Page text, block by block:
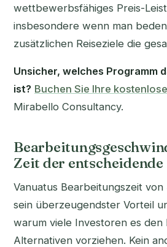
wettbewerbsfähiges Preis-
insbesondere wenn man
zusätzlichen Reiseziele die
Unsicher, welches Programm
ist? Buchen Sie Ihre
Mirabello Consultancy.
Zeit der
Vanuatus Bearbeitungszeit
sein überzeugendster Vorteil
warum viele Investoren es den
Alternativen vorziehen. Kein